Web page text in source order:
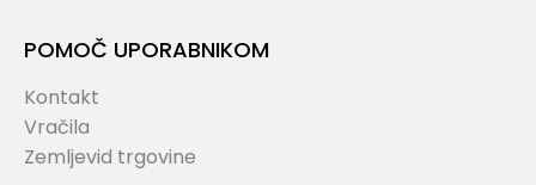
POMOČ UPORABNIKOM
Kontakt
Vračila
Zemljevid trgovine